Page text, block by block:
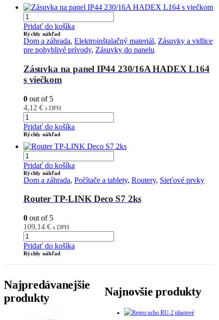
Pridať do košíka
Rýchly náhľad
Dom a záhrada, Elektroinštalačný materiál, Zásuvky a vidlice
pre pohyblivé prívody, Zásuvky do panelu
Zásuvka na panel IP44 230/16A HADEX L164
s viečkom
0 out of 5
4,12 € s DPH
Pridať do košíka
Rýchly náhľad
Pridať do košíka
Rýchly náhľad
Dom a záhrada, Počítače a tablety, Routery, Sieťové prvky
Router TP-LINK Deco S7 2ks
0 out of 5
109,14 € s DPH
Pridať do košíka
Rýchly náhľad
Najpredávanejšie
produkty
Najnovšie produkty